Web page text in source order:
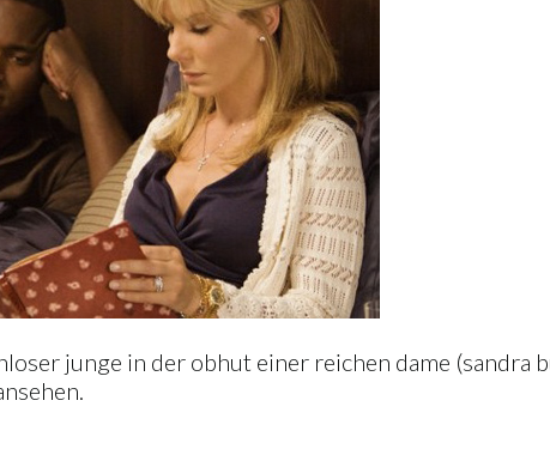
junge in der obhut einer reichen dame